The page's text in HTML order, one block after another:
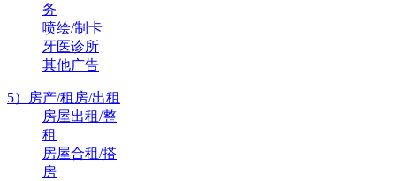
务
喷绘/制卡
牙医诊所
其他广告
5）房产/租房/出租
房屋出租/整
租
房屋合租/搭
房